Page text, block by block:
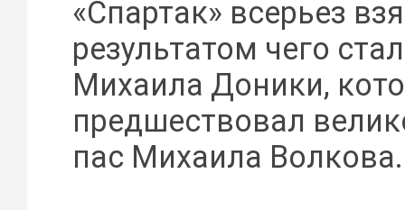
«Спартак» всерьез
результатом чего
Михаила Доники,
предшествовал
пас Михаила Волкова.